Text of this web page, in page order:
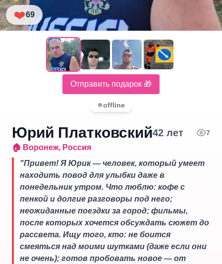
❤️69
Отправить подарок 🎁
offline
Юрий Платковский42 лет 7
🏠 Воронеж, Россия
"Привет! Я Юрик — человек, который умеет
находить повод для улыбки даже в
понедельник утром. Что люблю: кофе с
пенкой и долгие разговоры под него;
неожиданные поездки за город; фильмы,
после которых хочется обсуждать сюжет до
рассвета. Ищу того, кто: не боится
смеяться над моими шутками (даже если они
не очень); готов пробовать новое — от